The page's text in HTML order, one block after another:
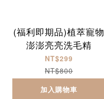
(福利即期品)植萃寵物
澎澎亮亮洗毛精
NT$299
NT$800
加入購物車